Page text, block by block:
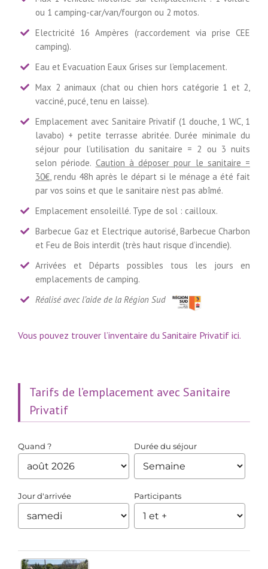
ou 1 camping-car/van/fourgon ou 2 motos.
Electricité 16 Ampères (raccordement via prise CEE
camping).
Eau et Evacuation Eaux Grises sur l’emplacement.
Max 2 animaux (chat ou chien hors catégorie 1 et 2,
vacciné, pucé, tenu en laisse).
Emplacement avec Sanitaire Privatif (1 douche, 1 WC, 1
lavabo) + petite terrasse abritée. Durée minimale du
séjour pour l’utilisation du sanitaire = 2 ou 3 nuits
selon période. Caution à déposer pour le sanitaire =
30€, rendu 48h après le départ si le ménage a été fait
par vos soins et que le sanitaire n’est pas abîmé.
Emplacement ensoleillé. Type de sol : cailloux.
Barbecue Gaz et Electrique autorisé, Barbecue Charbon
et Feu de Bois interdit (très haut risque d’incendie).
Arrivées et Départs possibles tous les jours en
emplacements de camping.
Réalisé avec l’aide de la Région Sud
Vous pouvez trouver l’inventaire du Sanitaire Privatif ici.
Tarifs de l’emplacement avec Sanitaire
Privatif